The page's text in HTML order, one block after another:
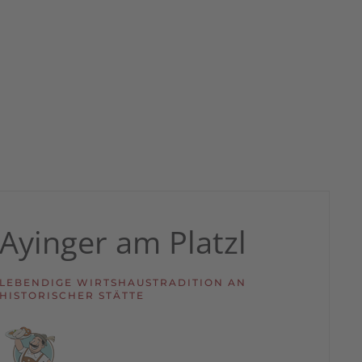
Ayinger am Platzl
LEBENDIGE WIRTSHAUSTRADITION AN
HISTORISCHER STÄTTE